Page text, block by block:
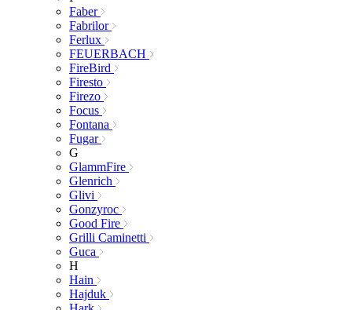
Faber
Fabrilor
Ferlux
FEUERBACH
FireBird
Firesto
Firezo
Focus
Fontana
Fugar
G
GlammFire
Glenrich
Glivi
Gonzyroc
Good Fire
Grilli Caminetti
Guca
H
Hain
Hajduk